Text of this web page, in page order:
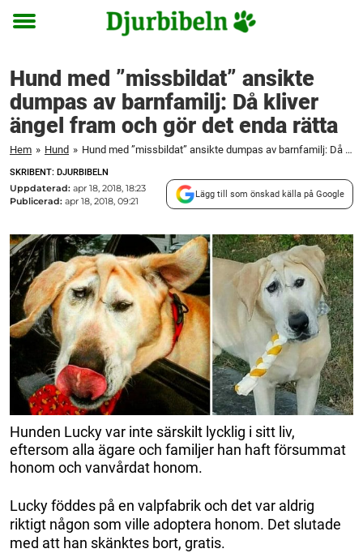
Toggle
Hund med ”missbildat” ansikte
dumpas av barnfamilj: Då kliver
ängel fram och gör det enda rätta
Hem » Hund » Hund med ”missbildat” ansikte dumpas av barnfamilj: Då kliver ängel fram och gör det enda rätta
SKRIBENT: DJURBIBELN
Uppdaterad: apr 18, 2018, 18:23
Publicerad: apr 18, 2018, 09:21
Lägg till som önskad källa på Google
Hunden Lucky var inte särskilt lycklig i sitt liv,
eftersom alla ägare och familjer han haft försummat
honom och vanvårdat honom.
Lucky föddes på en valpfabrik och det var aldrig
riktigt någon som ville adoptera honom. Det slutade
med att han skänktes bort, gratis.